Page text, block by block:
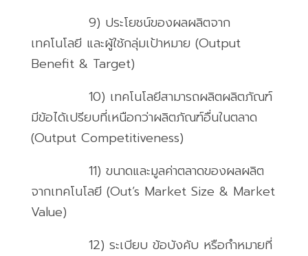
9) ประโยชน์ของผลผลิตจาก
เทคโนโลยี และผู้ใช้กลุ่มเป้าหมาย (Output
Benefit & Target)
10) เทคโนโลยีสามารถผลิตผลิตภัณฑ์
มีข้อได้เปรียบที่เหนือกว่าผลิตภัณฑ์อื่นในตลาด
(Output Competitiveness)
11) ขนาดและมูลค่าตลาดของผลผลิต
จากเทคโนโลยี (Out’s Market Size & Market
Value)
12) ระเบียบ ข้อบังคับ หรือกำหมายที่